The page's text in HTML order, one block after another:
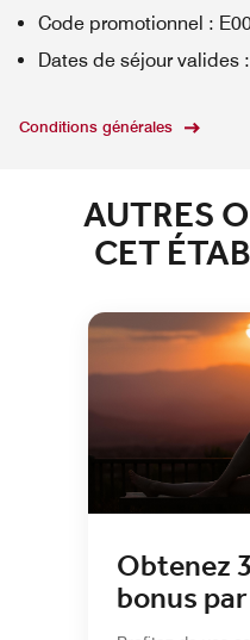
Code promotionnel :
Dates de séjour valides :
Conditions générales
AUTRES
CET
Obtenez
bonus